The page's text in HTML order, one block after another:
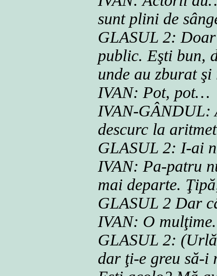
sunt plini de
GLASUL 2:
public. Eşti bun,
unde au zburat
IVAN: Pot, pot…
IVAN-GÂNDUL:
descurc la
GLASUL 2: I-ai
IVAN: Pa-patru
mai departe.
GLASUL 2 Dar
IVAN: O
GLASUL 2:
dar ţi-e greu să-i